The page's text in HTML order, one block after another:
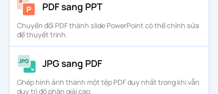
PDF sang PPT
Chuyển đổi PDF thành slide PowerPoint có thể chỉnh sửa
để thuyết trình.
JPG sang PDF
Ghép hình ảnh thành một tệp PDF duy nhất trong khi vẫn
duy trì độ phân giải cao.